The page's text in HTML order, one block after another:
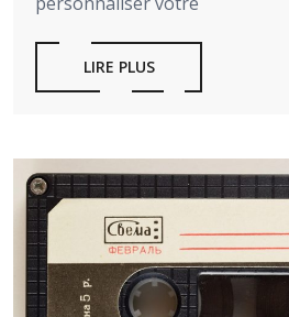
LIRE PLUS